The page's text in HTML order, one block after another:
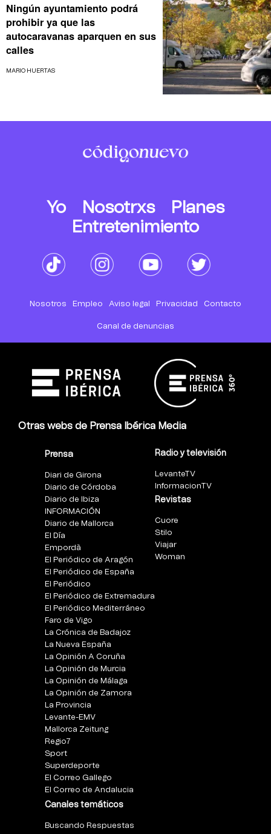
Ningún ayuntamiento podrá
prohibir ya que las
autocaravanas aparquen en sus
calles
MARIO HUERTAS
Yo Nosotrxs
Planes
Entretenimiento
Nosotros Empleo Aviso legal Privacidad Contacto
Canal de denuncias
Otras webs de Prensa Ibérica Media
Prensa
Diari de Girona
Diario de Córdoba
Diario de Ibiza
INFORMACIÓN
Diario de Mallorca
El Día
Empordà
El Periódico de Aragón
El Periódico de España
El Periódico
El Periódico de Extremadura
El Periódico Mediterráneo
Faro de Vigo
La Crónica de Badajoz
La Nueva España
La Opinión A Coruña
La Opinión de Murcia
La Opinión de Málaga
La Opinión de Zamora
La Provincia
Levante-EMV
Mallorca Zeitung
Regio7
Sport
Superdeporte
El Correo Gallego
El Correo de Andalucia
Canales temáticos
Buscando Respuestas
Radio y televisión
LevanteTV
InformacionTV
Revistas
Cuore
Stilo
Viajar
Woman